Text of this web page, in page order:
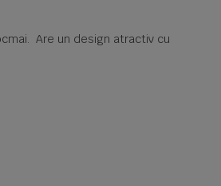
Are un design atractiv cu